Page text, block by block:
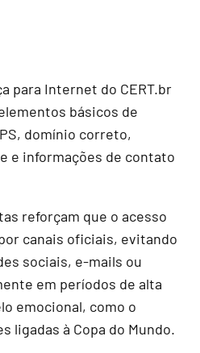
para Internet do CERT.br
básicos de
domínio correto,
e informações de contato
reforçam que o acesso
canais oficiais, evitando
sociais, e-mails ou
em períodos de alta
emocional, como o
ligadas à Copa do Mundo.